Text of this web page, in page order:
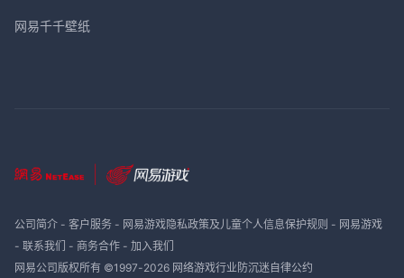
网易千千壁纸
公司简介- 客户服务- 网易游戏隐私政策及儿童个人信息保护规则 - 网易游戏
- 联系我们 - 商务合作- 加入我们
网易公司版权所有 ©1997-2026 网络游戏行业防沉迷自律公约